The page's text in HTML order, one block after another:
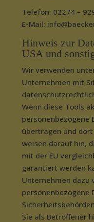
Telefon: 02274 –
E-Mail:
Hinweis zur
USA und
Wir verwenden
Unternehmen mit
Wenn diese Tools
personenbezogene
übertragen und
weisen darauf hin,
mit der EU
garantiert werden
Unternehmen dazu
personenbezogene
Sie als Betroffener